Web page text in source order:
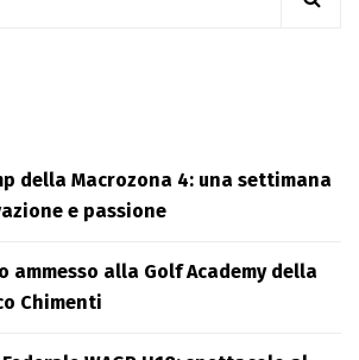
della Macrozona 4: una settimana
e passione
ammesso alla Golf Academy della
Chimenti